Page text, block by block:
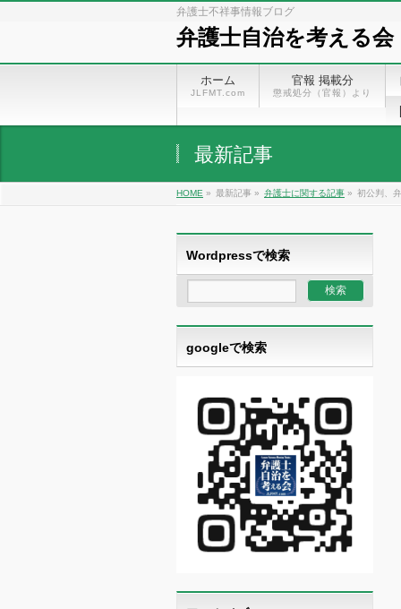
弁護士不祥事情報ブログ
弁護士自治を考える会
ホーム
JLFMT.com
官報 掲載分
懲戒処分（官報）より
最新記事
HOME » 最新記事 » 弁護士に関する記事 » 初公判、
Wordpressで検索
googleで検索